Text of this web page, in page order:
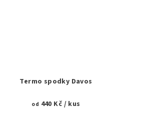
Termo spodky Davos
od 440 Kč / kus